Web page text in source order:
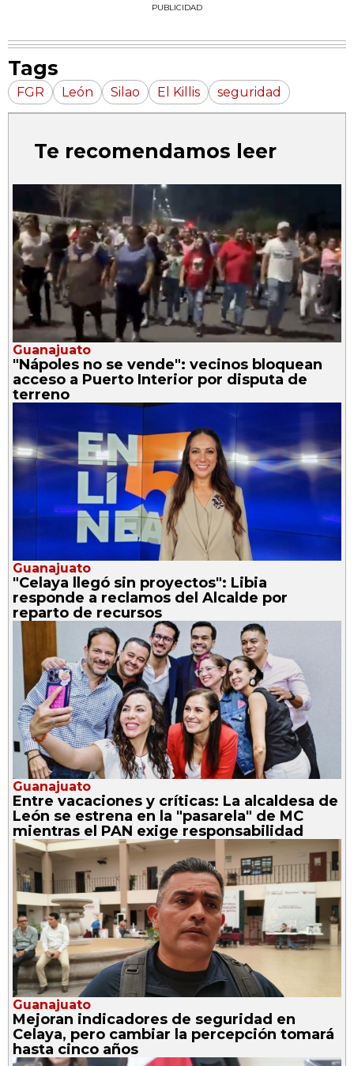
PUBLICIDAD
Tags
FGR León Silao El Killis seguridad
Te recomendamos leer
Guanajuato
"Nápoles no se vende": vecinos bloquean
acceso a Puerto Interior por disputa de
terreno
Guanajuato
"Celaya llegó sin proyectos": Libia
responde a reclamos del Alcalde por
reparto de recursos
Guanajuato
Entre vacaciones y críticas: La alcaldesa de
León se estrena en la "pasarela" de MC
mientras el PAN exige responsabilidad
Guanajuato
Mejoran indicadores de seguridad en
Celaya, pero cambiar la percepción tomará
hasta cinco años